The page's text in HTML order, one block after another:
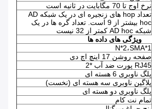
نرخ اوج تا 70 مگابايت در ثانیه است
تعداد hop های زنجیره ای در یک شبکه AD
hoc بیشتر از 9 است. تعداد گره ها در یک
شبکه AD hoc کمتر از 32 نیست
ویژگی های داده ها
N*2،SMA*1
صفحه روشن 17 اینچ اچ دی
RJ45 پورت ضد آب *2
پلگ ناوبری 6 هسته ای
پلاگین ناوبری سه هسته ای (نخست)
پلگ ناوبری دو هسته ای
تمام نت کام